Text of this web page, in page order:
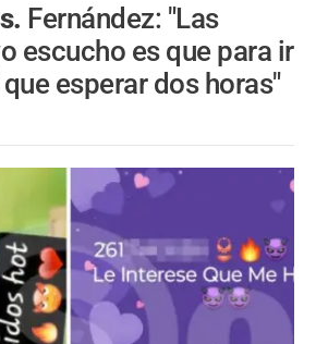
Fernández: "Las
escucho es que para ir
esperar dos horas"